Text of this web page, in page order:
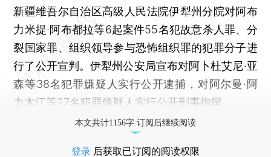
新疆维吾尔自治区高级人民法院伊犁州分院对阿布
力米提·阿布都拉等6起案件55名犯故意杀人罪、分
裂国家罪、组织领导参与恐怖组织罪的犯罪分子进
行了公开宣判。伊犁州公安局宣布对阿卜杜艾尼·亚
森等38名犯罪嫌疑人实行公开逮捕，对阿尔曼·阿
力木江等27名犯罪嫌疑人实行公开刑事拘留。
本文共计1156字 订阅后继续阅读
登录 后获取已订阅的阅读权限